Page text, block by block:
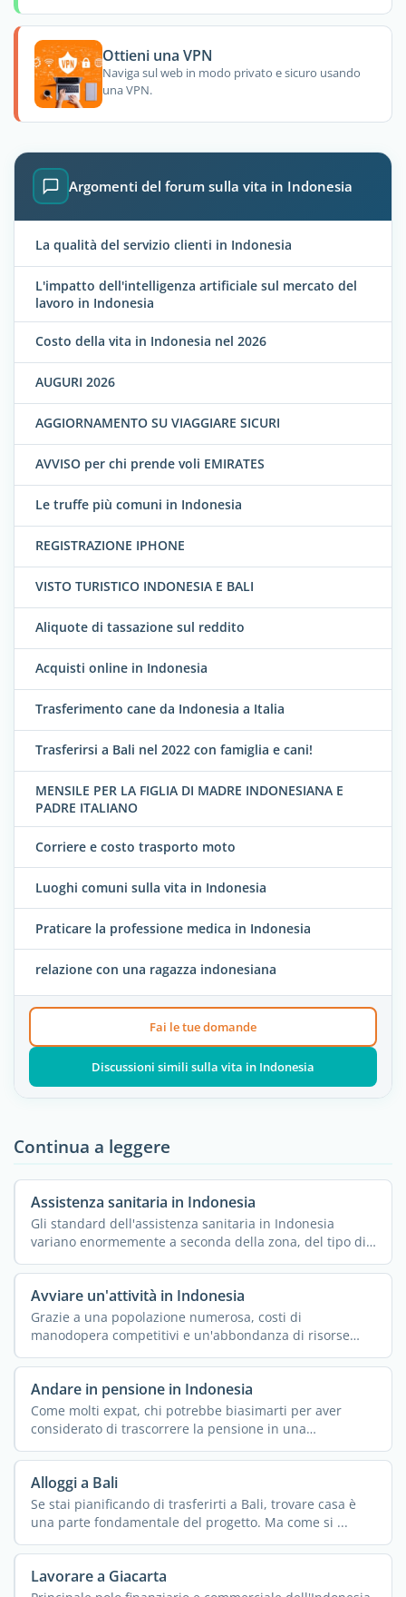
Ottieni una VPN
Naviga sul web in modo privato e sicuro usando
una VPN.
Argomenti del forum sulla vita in Indonesia
La qualità del servizio clienti in Indonesia
L'impatto dell'intelligenza artificiale sul mercato del
lavoro in Indonesia
Costo della vita in Indonesia nel 2026
AUGURI 2026
AGGIORNAMENTO SU VIAGGIARE SICURI
AVVISO per chi prende voli EMIRATES
Le truffe più comuni in Indonesia
REGISTRAZIONE IPHONE
VISTO TURISTICO INDONESIA E BALI
Aliquote di tassazione sul reddito
Acquisti online in Indonesia
Trasferimento cane da Indonesia a Italia
Trasferirsi a Bali nel 2022 con famiglia e cani!
MENSILE PER LA FIGLIA DI MADRE INDONESIANA E
PADRE ITALIANO
Corriere e costo trasporto moto
Luoghi comuni sulla vita in Indonesia
Praticare la professione medica in Indonesia
relazione con una ragazza indonesiana
Fai le tue domande
Discussioni simili sulla vita in Indonesia
Continua a leggere
Assistenza sanitaria in Indonesia
Gli standard dell'assistenza sanitaria in Indonesia
variano enormemente a seconda della zona, del tipo di
...
Avviare un'attività in Indonesia
Grazie a una popolazione numerosa, costi di
manodopera competitivi e un'abbondanza di risorse
naturali, ...
Andare in pensione in Indonesia
Come molti expat, chi potrebbe biasimarti per aver
considerato di trascorrere la pensione in una
destinazione ...
Alloggi a Bali
Se stai pianificando di trasferirti a Bali, trovare casa è
una parte fondamentale del progetto. Ma come si ...
Lavorare a Giacarta